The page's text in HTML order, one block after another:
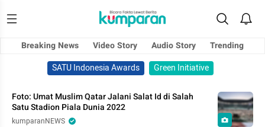
Breaking News Video Story Audio Story
Trending
SATU Indonesia Awards
Green Initiative
Foto: Umat Muslim Qatar Jalani Salat Id di Salah
Satu Stadion Piala Dunia 2022
kumparanNEWS